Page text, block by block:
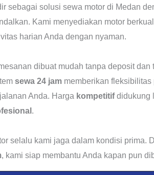
sebagai solusi sewa motor di Medan
Kami menyediakan motor
harian Anda dengan nyaman.
dibuat mudah tanpa deposit
sewa 24 jammemberikan fleksibilitas
Anda. Harga kompetitifdidukung
.
selalu kami jaga dalam kondisi prima.
, kami siap membantu Anda kapan pun